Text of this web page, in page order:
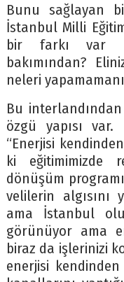
Bunu sağlayan
İstanbul Milli
bir farkı var
bakımından?
neleri
Bu
özgü yapısı var.
“Enerjisi
ki eğitimimizde
dönüşüm
velilerin
ama İstanbul
görünüyor ama
biraz da işlerinizi
enerjisi